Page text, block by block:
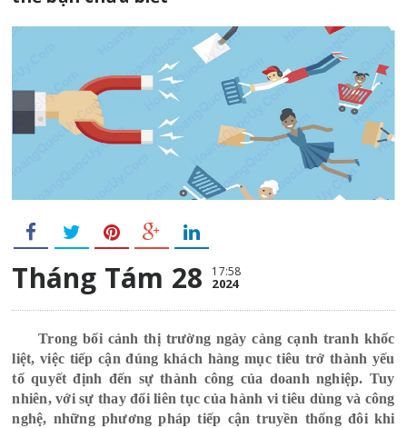
Tháng Tám 28 17:58
2024
Trong bối cảnh thị trường ngày càng cạnh tranh khốc
liệt, việc tiếp cận đúng khách hàng mục tiêu trở thành yếu
tố quyết định đến sự thành công của doanh nghiệp. Tuy
nhiên, với sự thay đổi liên tục của hành vi tiêu dùng và công
nghệ, những phương pháp tiếp cận truyền thống đôi khi